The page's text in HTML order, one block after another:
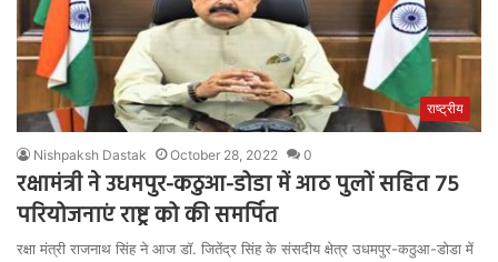
राष्ट्रीय
Nishpaksh Dastak October 28, 2022 0
रक्षामंत्री ने उधमपुर-कठुआ-डोडा में आठ पुलों सहित 75
परियोजनाएं राष्ट्र को की समर्पित
रक्षा मंत्री राजनाथ सिंह ने आज डॉ. जितेंद्र सिंह के संसदीय क्षेत्र उधमपुर-कठुआ-डोडा में